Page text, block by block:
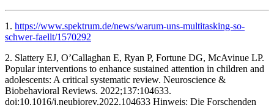
1. https://www.spektrum.de/news/warum-uns-multitasking-so-
schwer-faellt/1570292
2. Slattery EJ, O’Callaghan E, Ryan P, Fortune DG, McAvinue LP.
Popular interventions to enhance sustained attention in children and
adolescents: A critical systematic review. Neuroscience &
Biobehavioral Reviews. 2022;137:104633.
doi:10.1016/j.neubiorev.2022.104633 ‌Hinweis: Die Forschenden